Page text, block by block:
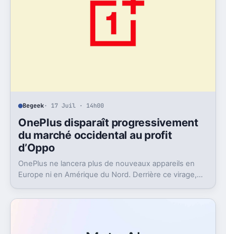
Begeek· 17 Juil · 14h00
OnePlus disparaît progressivement
du marché occidental au profit
d’Oppo
OnePlus ne lancera plus de nouveaux appareils en
Europe ni en Amérique du Nord. Derrière ce virage,